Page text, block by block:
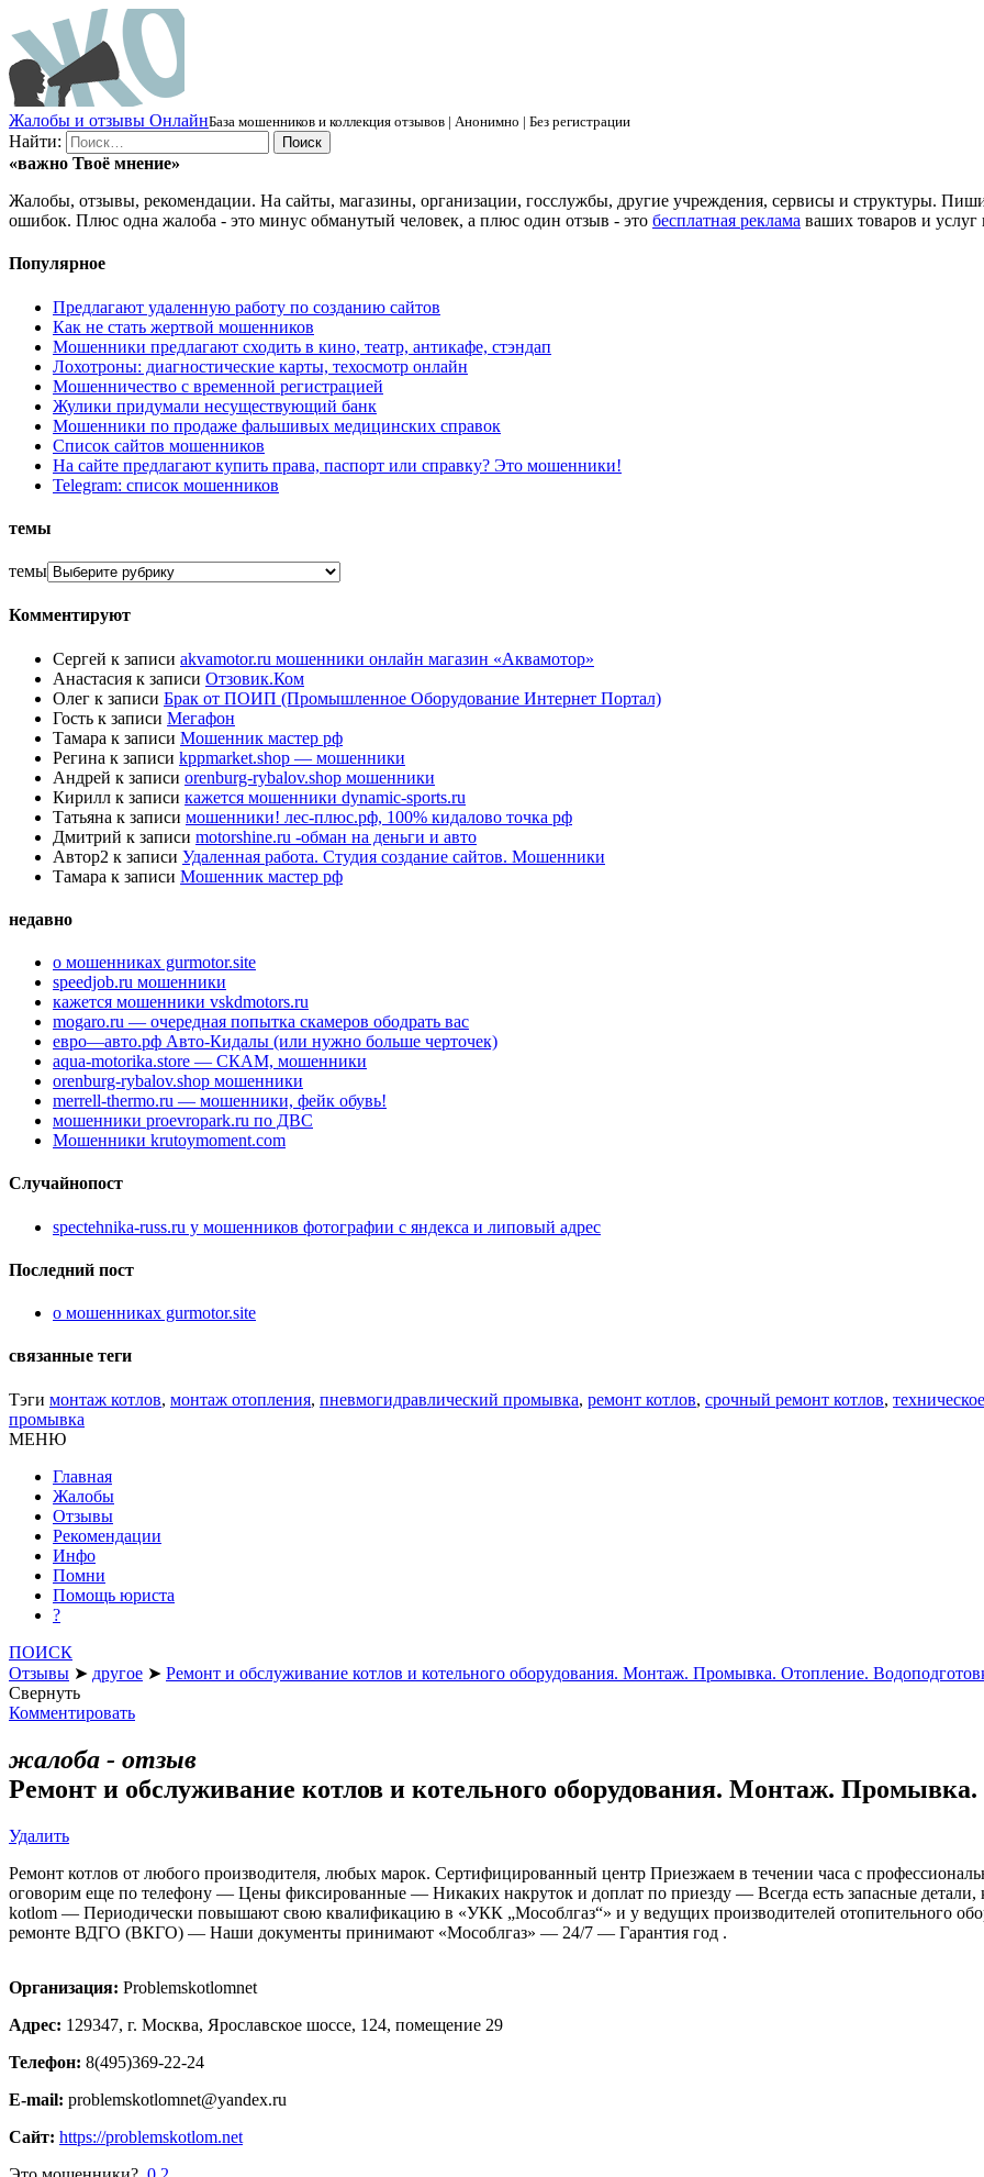
Жалобы и отзывы ОнлайнБаза мошенников и коллекция отзывов | Анонимно | Без регистрации
Найти:
«важно Твоё мнение»
Жалобы, отзывы, рекомендации. На сайты, магазины, организации, госслужбы, другие учреждения, сервисы и структуры.
ошибок. Плюс одна жалоба - это минус обманутый человек, а плюс один отзыв - это бесплатная реклама ваших товаров и услуг
Популярное
Предлагают удаленную работу по созданию сайтов
Как не стать жертвой мошенников
Мошенники предлагают сходить в кино, театр, антикафе, стэндап
Лохотроны: диагностические карты, техосмотр онлайн
Мошенничество с временной регистрацией
Жулики придумали несуществующий банк
Мошенники по продаже фальшивых медицинских справок
Список сайтов мошенников
На сайте предлагают купить права, паспорт или справку? Это мошенники!
Telegram: список мошенников
темы
темы
Комментируют
Сергей к записи akvamotor.ru мошенники онлайн магазин «Аквамотор»
Анастасия к записи Отзовик.Ком
Олег к записи Брак от ПОИП (Промышленное Оборудование Интернет Портал)
Гость к записи Мегафон
Тамара к записи Мошенник мастер рф
Регина к записи kppmarket.shop — мошенники
Андрей к записи orenburg-rybalov.shop мошенники
Кирилл к записи кажется мошенники dynamic-sports.ru
Татьяна к записи мошенники! лес-плюс.рф, 100% кидалово точка рф
Дмитрий к записи motorshine.ru -обман на деньги и авто
Автор2 к записи Удаленная работа. Студия создание сайтов. Мошенники
Тамара к записи Мошенник мастер рф
недавно
о мошенниках gurmotor.site
speedjob.ru мошенники
кажется мошенники vskdmotors.ru
mogaro.ru — очередная попытка скамеров ободрать вас
евро—авто.рф Авто-Кидалы (или нужно больше черточек)
aqua-motorika.store — СКАМ, мошенники
orenburg-rybalov.shop мошенники
merrell-thermo.ru — мошенники, фейк обувь!
мошенники proevropark.ru по ДВС
Мошенники krutoymoment.com
Случайнопост
spectehnika-russ.ru у мошенников фотографии с яндекса и липовый адрес
Последний пост
о мошенниках gurmotor.site
связанные теги
Тэги монтаж котлов, монтаж отопления, пневмогидравлический промывка, ремонт котлов, срочный ремонт котлов,
промывка
МЕНЮ
Главная
Жалобы
Отзывы
Рекомендации
Инфо
Помни
Помощь юриста
?
ПОИСК
Отзывы ➤ другое ➤ Ремонт и обслуживание котлов и котельного оборудования. Монтаж. Промывка. Отопление.
Свернуть
Комментировать
жалоба - отзыв
Ремонт и обслуживание котлов и котельного оборудования. Монтаж. Промывка.
Удалить
Ремонт котлов от любого производителя, любых марок. Сертифицированный центр Приезжаем в течении часа с
оговорим еще по телефону — Цены фиксированные — Никаких накруток и доплат по приезду — Всегда есть запасные
kotlom — Периодически повышают свою квалификацию в «УКК „Мособлгаз“» и у ведущих производителей отопительного
ремонте ВДГО (ВКГО) — Наши документы принимают «Мособлгаз» — 24/7 — Гарантия год .
Организация: Problemskotlomnet
Адрес: 129347, г. Москва, Ярославское шоссе, 124, помещение 29
Телефон: 8(495)369-22-24
E-mail: problemskotlomnet@yandex.ru
Сайт: https://problemskotlom.net